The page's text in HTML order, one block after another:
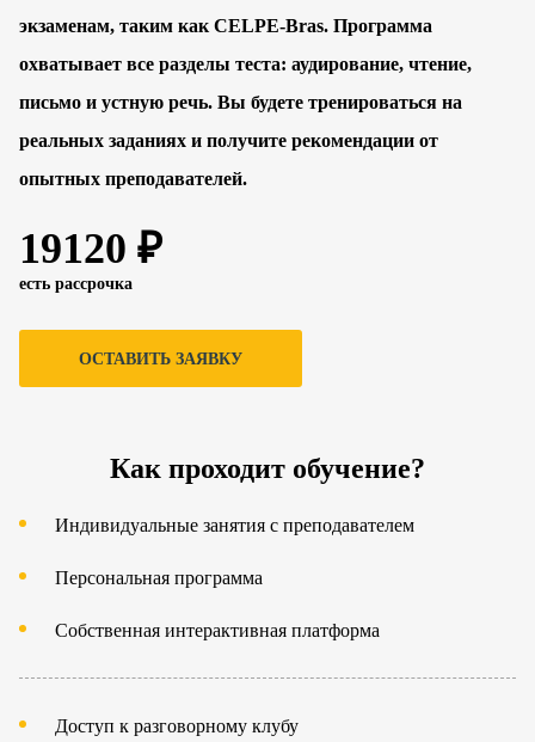
экзаменам, таким как CELPE-Bras. Программа
охватывает все разделы теста: аудирование, чтение,
письмо и устную речь. Вы будете тренироваться на
реальных заданиях и получите рекомендации от
опытных преподавателей.
19120 ₽
есть рассрочка
ОСТАВИТЬ ЗАЯВКУ
Как проходит обучение?
Индивидуальные занятия с преподавателем
Персональная программа
Собственная интерактивная платформа
Доступ к разговорному клубу